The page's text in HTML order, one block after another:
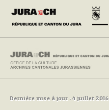
Y
Z
Dernière mise à jour : 4 juillet 2016